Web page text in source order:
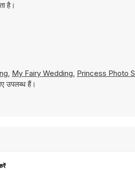
है।
, My Fairy Wedding, Princess Photo
उपलब्ध हैं।